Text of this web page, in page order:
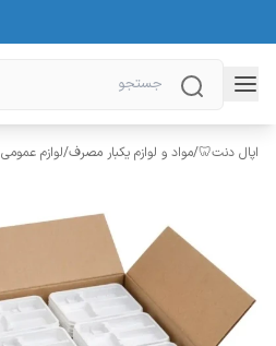
اپال دنت🦷/مواد و لوازم یکبار مصرف/لوازم عمومی